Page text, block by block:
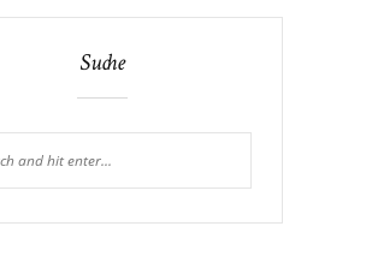
Suche